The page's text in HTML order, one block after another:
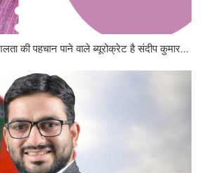
की पहचान पाने वाले ब्यूरोक्रेट है संदीप कुमार...